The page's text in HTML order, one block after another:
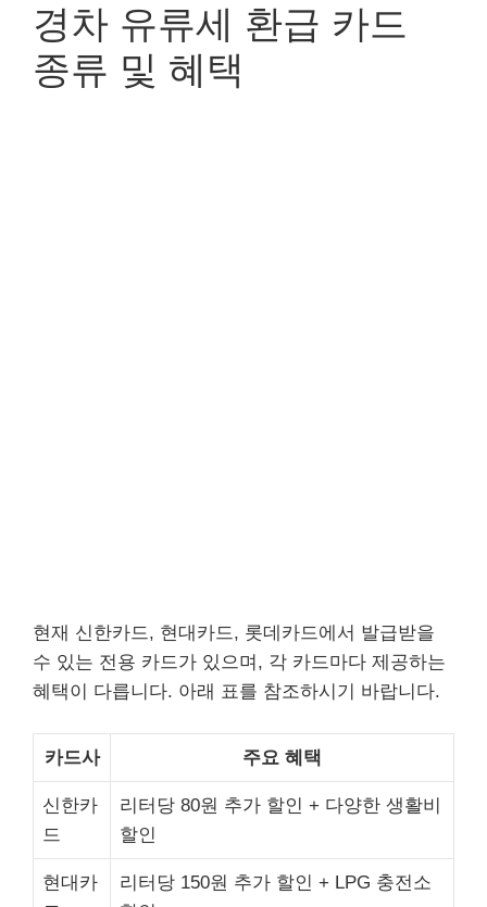
경차 유류세 환급 카드
종류 및 혜택
현재 신한카드, 현대카드, 롯데카드에서 발급받을
수 있는 전용 카드가 있으며, 각 카드마다 제공하는
혜택이 다릅니다. 아래 표를 참조하시기 바랍니다.
카드사 주요 혜택
신한카
드
리터당 80원 추가 할인 + 다양한 생활비
할인
현대카
리터당 150원 추가 할인 + LPG 충전소